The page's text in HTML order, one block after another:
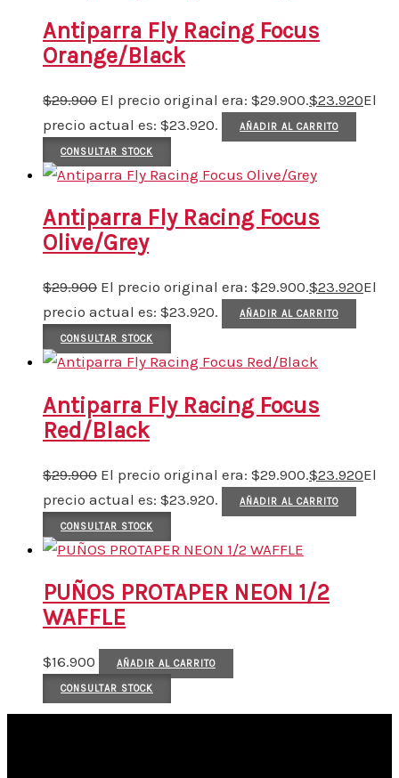
Antiparra Fly Racing Focus
Orange/Black
$29.900 El precio original era: $29.900.$23.920El
precio actual es: $23.920.
AÑADIR AL CARRITO
CONSULTAR STOCK
Antiparra Fly Racing Focus
Olive/Grey
$29.900 El precio original era: $29.900.$23.920El
precio actual es: $23.920.
AÑADIR AL CARRITO
CONSULTAR STOCK
Antiparra Fly Racing Focus
Red/Black
$29.900 El precio original era: $29.900.$23.920El
precio actual es: $23.920.
AÑADIR AL CARRITO
CONSULTAR STOCK
PUÑOS PROTAPER NEON 1/2
WAFFLE
$16.900 AÑADIR AL CARRITO
CONSULTAR STOCK